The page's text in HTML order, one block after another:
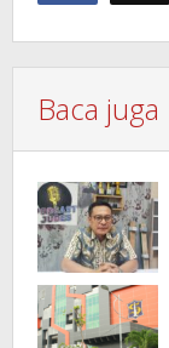
Baca juga